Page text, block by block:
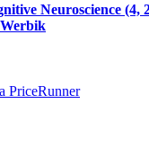
Neuroscience (4,
PriceRunner